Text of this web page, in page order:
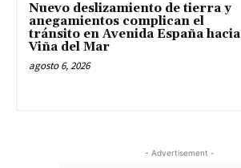
Nuevo deslizamiento de tierra y
anegamientos complican el
tránsito en Avenida España hacia
Viña del Mar
agosto 6, 2026
- Advertisement -